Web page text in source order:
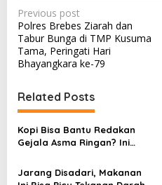
P
o
s
t
n
a
v
i
g
Previous post
Polres Brebes Ziarah dan
Tabur Bunga di TMP Kusuma
Tama, Peringati Hari
Bhayangkara ke-79
Related Posts
Kopi Bisa Bantu Redakan
Gejala Asma Ringan? Ini
Risikonya
Jarang Disadari, Makanan